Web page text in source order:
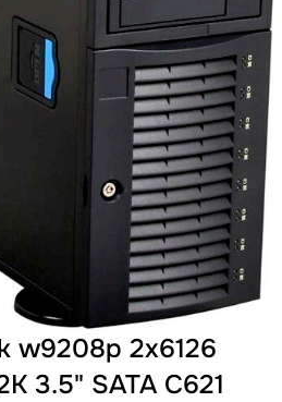
w9208p 2x6126
3.5" SATA С621